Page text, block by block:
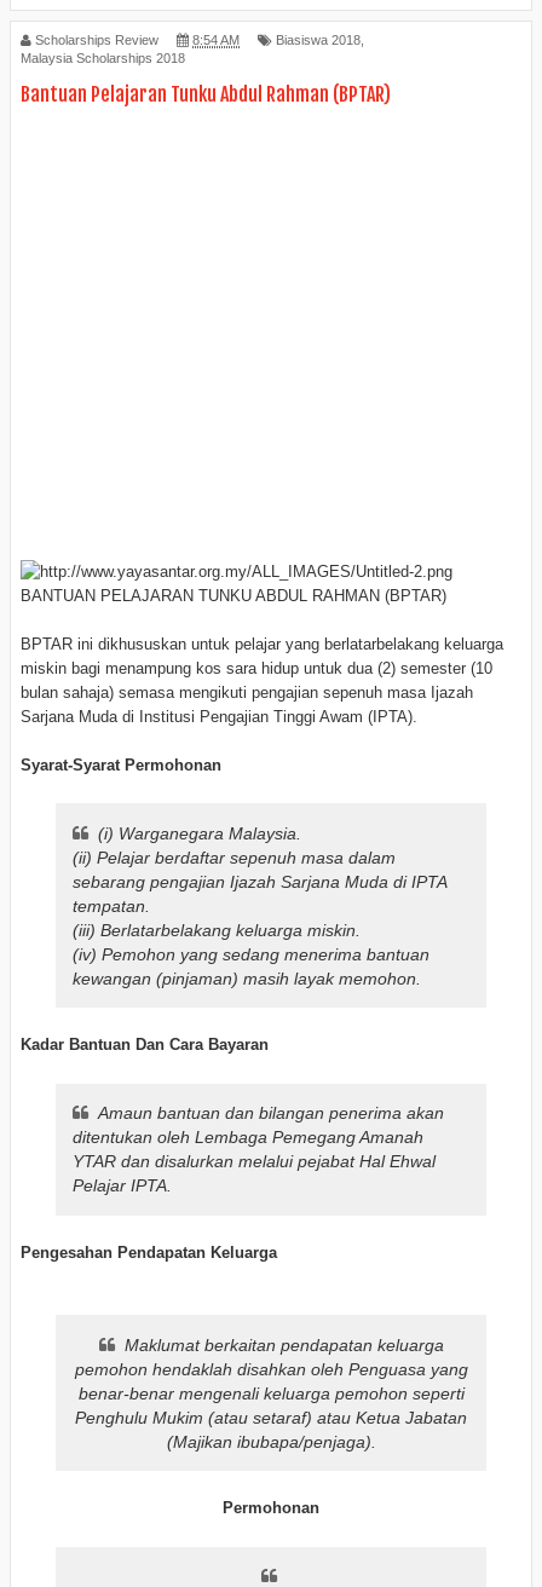
Scholarships Review 8:54 AM
Biasiswa 2018,
Malaysia Scholarships 2018
Bantuan Pelajaran Tunku Abdul Rahman (BPTAR)
BANTUAN PELAJARAN TUNKU ABDUL RAHMAN (BPTAR)
BPTAR ini dikhususkan untuk pelajar yang berlatarbelakang keluarga
miskin bagi menampung kos sara hidup untuk dua (2) semester (10
bulan sahaja) semasa mengikuti pengajian sepenuh masa Ijazah
Sarjana Muda di Institusi Pengajian Tinggi Awam (IPTA).
Syarat-Syarat Permohonan
(i) Warganegara Malaysia.
(ii) Pelajar berdaftar sepenuh masa dalam
sebarang pengajian Ijazah Sarjana Muda di IPTA
tempatan.
(iii) Berlatarbelakang keluarga miskin.
(iv) Pemohon yang sedang menerima bantuan
kewangan (pinjaman) masih layak memohon.
Kadar Bantuan Dan Cara Bayaran
Amaun bantuan dan bilangan penerima akan
ditentukan oleh Lembaga Pemegang Amanah
YTAR dan disalurkan melalui pejabat Hal Ehwal
Pelajar IPTA.
Pengesahan Pendapatan Keluarga
Maklumat berkaitan pendapatan keluarga
pemohon hendaklah disahkan oleh Penguasa yang
benar-benar mengenali keluarga pemohon seperti
Penghulu Mukim (atau setaraf) atau Ketua Jabatan
(Majikan ibubapa/penjaga).
Permohonan